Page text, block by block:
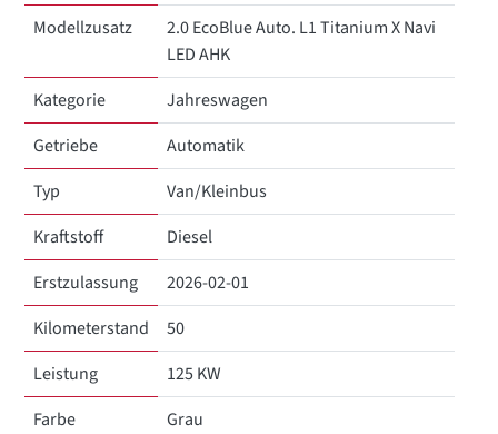
Modellzusatz
2.0 EcoBlue Auto. L1 Titanium X Navi
LED AHK
Kategorie
Jahreswagen
Getriebe
Automatik
Typ
Van/Kleinbus
Kraftstoff
Diesel
Erstzulassung
2026-02-01
Kilometerstand
50
Leistung
125 KW
Farbe
Grau